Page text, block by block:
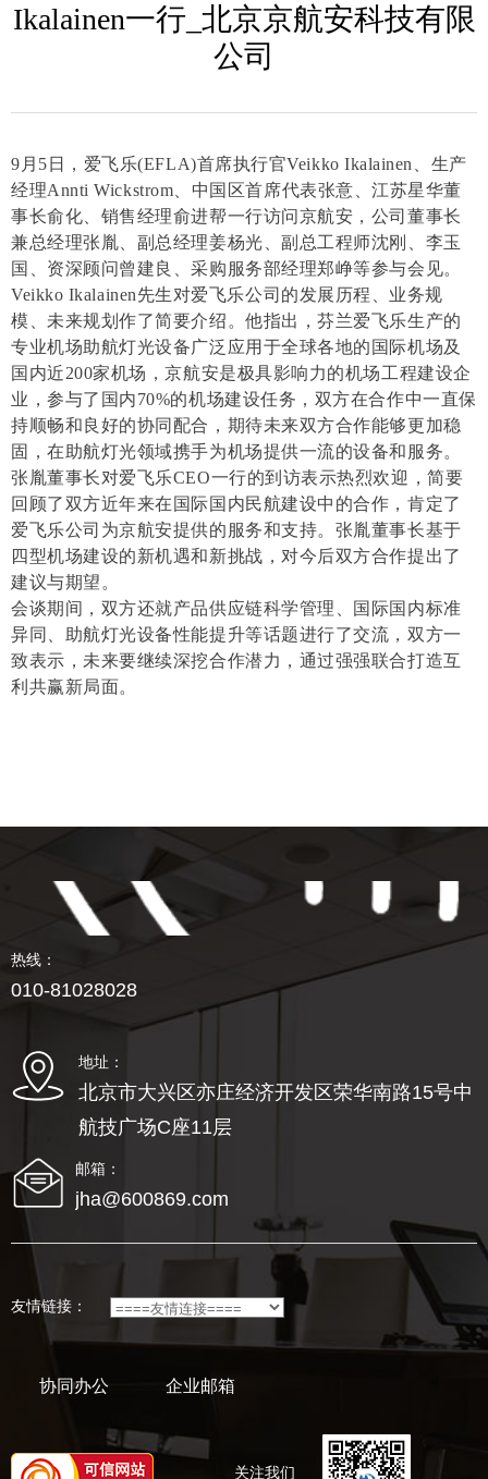
Ikalainen一行_北京京航安科技有限
公司
9月5日，爱飞乐(EFLA)首席执行官Veikko Ikalainen、生产
经理Annti Wickstrom、中国区首席代表张意、江苏星华董
事长俞化、销售经理俞进帮一行访问京航安，公司董事长
兼总经理张胤、副总经理姜杨光、副总工程师沈刚、李玉
国、资深顾问曾建良、采购服务部经理郑峥等参与会见。
Veikko Ikalainen先生对爱飞乐公司的发展历程、业务规
模、未来规划作了简要介绍。他指出，芬兰爱飞乐生产的
专业机场助航灯光设备广泛应用于全球各地的国际机场及
国内近200家机场，京航安是极具影响力的机场工程建设企
业，参与了国内70%的机场建设任务，双方在合作中一直保
持顺畅和良好的协同配合，期待未来双方合作能够更加稳
固，在助航灯光领域携手为机场提供一流的设备和服务。
张胤董事长对爱飞乐CEO一行的到访表示热烈欢迎，简要
回顾了双方近年来在国际国内民航建设中的合作，肯定了
爱飞乐公司为京航安提供的服务和支持。张胤董事长基于
四型机场建设的新机遇和新挑战，对今后双方合作提出了
建议与期望。
会谈期间，双方还就产品供应链科学管理、国际国内标准
异同、助航灯光设备性能提升等话题进行了交流，双方一
致表示，未来要继续深挖合作潜力，通过强强联合打造互
利共赢新局面。
热线：
010-81028028
地址：
北京市大兴区亦庄经济开发区荣华南路15号中
航技广场C座11层
邮箱：
jha@600869.com
友情链接：
协同办公 企业邮箱
关注我们